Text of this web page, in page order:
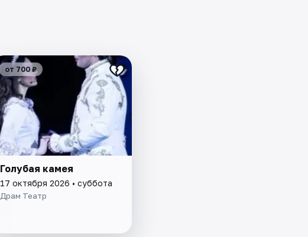
от 700 ₽
Голубая камея
17 октября 2026 • суббота
Драм Театр